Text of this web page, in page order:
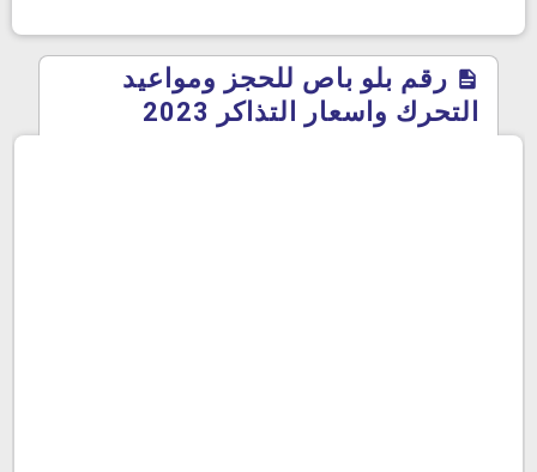
رقم بلو باص للحجز ومواعيد
التحرك واسعار التذاكر 2023